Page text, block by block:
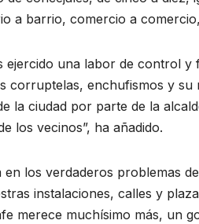
a barrio, comercio a
ejercido una labor de control
corruptelas, enchufismos y su
la ciudad por parte de la
los vecinos”, ha añadido.
los verdaderos problemas
instalaciones, calles y
merece muchísimo más, un